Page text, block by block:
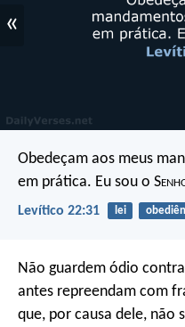
«
Obedeçam aos meus
em prática. Eu sou o S
Levítico 22:31 lei
Não guardem ódio
antes repreendam com
que, por causa dele, não